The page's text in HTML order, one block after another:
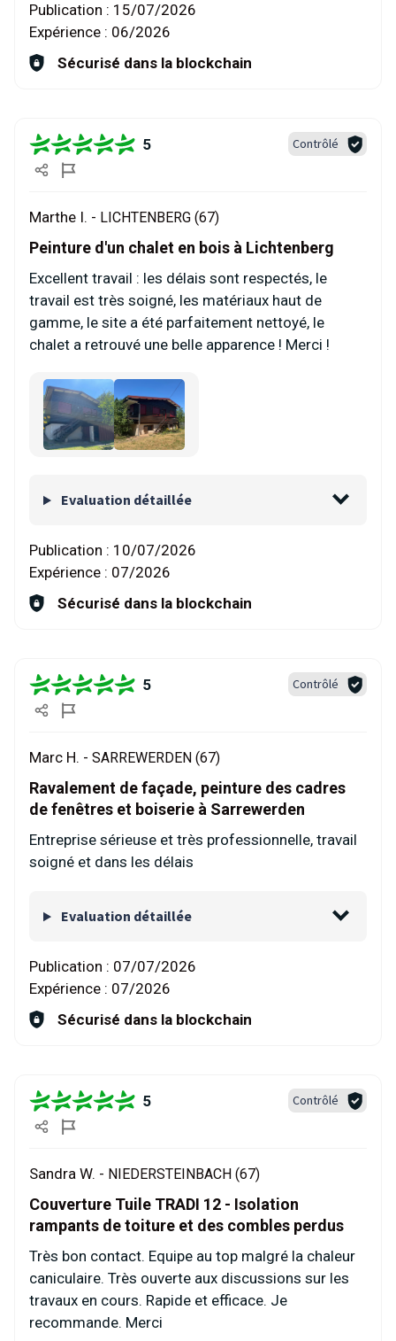
Publication : 15/07/2026
Expérience : 06/2026
Sécurisé dans la blockchain
5 Contrôlé
Marthe I. - LICHTENBERG (67)
Peinture d'un chalet en bois à Lichtenberg
Excellent travail : les délais sont respectés, le
travail est très soigné, les matériaux haut de
gamme, le site a été parfaitement nettoyé, le
chalet a retrouvé une belle apparence ! Merci !
Evaluation détaillée
Publication : 10/07/2026
Expérience : 07/2026
Sécurisé dans la blockchain
5 Contrôlé
Marc H. - SARREWERDEN (67)
Ravalement de façade, peinture des cadres
de fenêtres et boiserie à Sarrewerden
Entreprise sérieuse et très professionnelle, travail
soigné et dans les délais
Evaluation détaillée
Publication : 07/07/2026
Expérience : 07/2026
Sécurisé dans la blockchain
5 Contrôlé
Sandra W. - NIEDERSTEINBACH (67)
Couverture Tuile TRADI 12 - Isolation
rampants de toiture et des combles perdus
Très bon contact. Equipe au top malgré la chaleur
caniculaire. Très ouverte aux discussions sur les
travaux en cours. Rapide et efficace. Je
recommande. Merci